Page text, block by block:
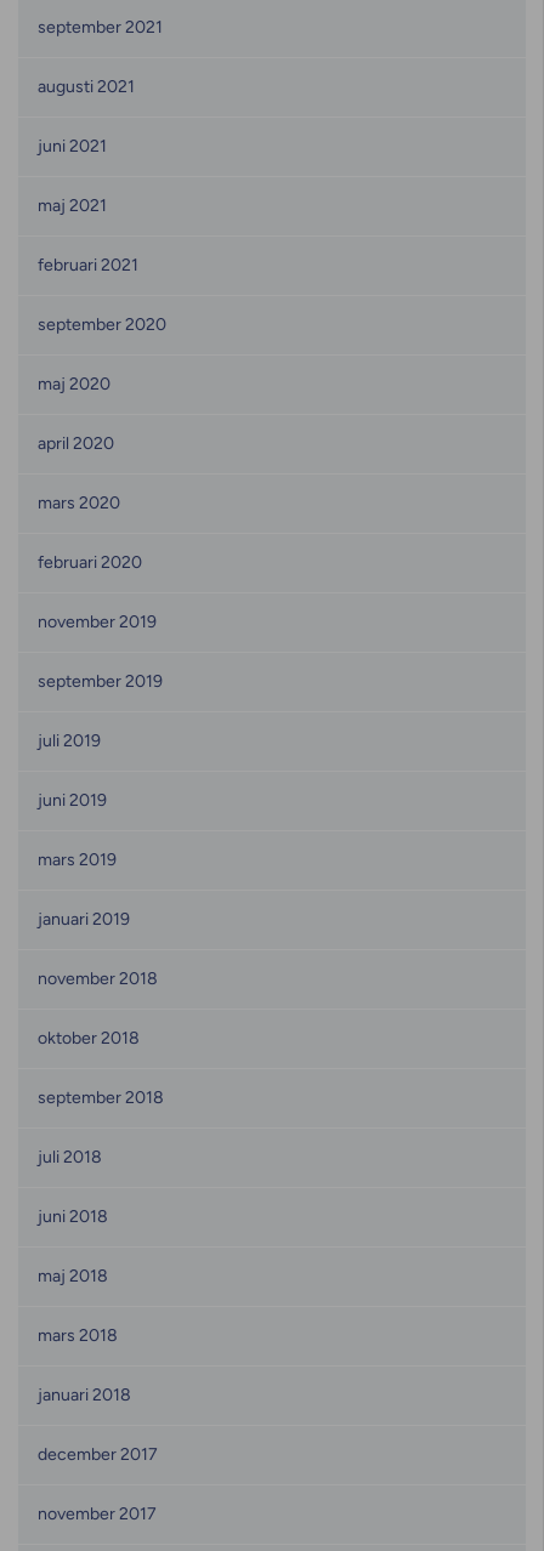
september 2021
augusti 2021
juni 2021
maj 2021
februari 2021
september 2020
maj 2020
april 2020
mars 2020
februari 2020
november 2019
september 2019
juli 2019
juni 2019
mars 2019
januari 2019
november 2018
oktober 2018
september 2018
juli 2018
juni 2018
maj 2018
mars 2018
januari 2018
december 2017
november 2017